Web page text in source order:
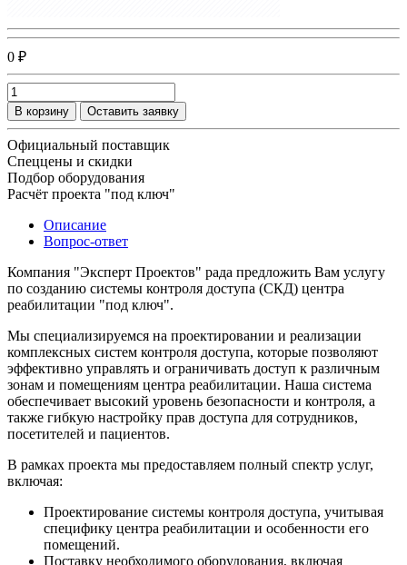
0 ₽
В корзину Оставить заявку
Официальный поставщик
Спеццены и скидки
Подбор оборудования
Расчёт проекта "под ключ"
Описание
Вопрос-ответ
Компания "Эксперт Проектов" рада предложить Вам услугу
по созданию системы контроля доступа (СКД) центра
реабилитации "под ключ".
Мы специализируемся на проектировании и реализации
комплексных систем контроля доступа, которые позволяют
эффективно управлять и ограничивать доступ к различным
зонам и помещениям центра реабилитации. Наша система
обеспечивает высокий уровень безопасности и контроля, а
также гибкую настройку прав доступа для сотрудников,
посетителей и пациентов.
В рамках проекта мы предоставляем полный спектр услуг,
включая:
Проектирование системы контроля доступа, учитывая
специфику центра реабилитации и особенности его
помещений.
Поставку необходимого оборудования, включая